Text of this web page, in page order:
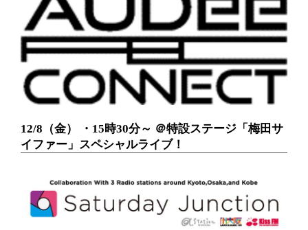
12/8（金） ・15時30分～ ＠特設ステージ「梅田サ
イファー」スペシャルライブ！